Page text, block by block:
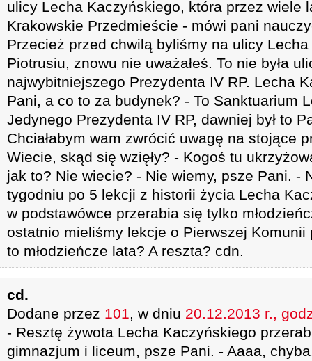
ulicy Lecha Kaczyńskiego, która przez wiele
Krakowskie Przedmieście - mówi pani
Przecież przed chwilą byliśmy na ulicy
Piotrusiu, znowu nie uważałeś. To nie była
najwybitniejszego Prezydenta IV RP. Lecha
Pani, a co to za budynek? - To Sanktuarium
Jedynego Prezydenta IV RP, dawniej był to
Chciałabym wam zwrócić uwagę na stojące
Wiecie, skąd się wzięły? - Kogoś tu
jak to? Nie wiecie? - Nie wiemy, psze Pani. -
tygodniu po 5 lekcji z historii życia Lecha
w podstawówce przerabia się tylko
ostatnio mieliśmy lekcje o Pierwszej Komunii
to młodzieńcze lata? A reszta? cdn.
cd.
Dodane przez 101, w dniu 20.12.2013 r.,
- Resztę żywota Lecha Kaczyńskiego
gimnazjum i liceum, psze Pani. - Aaaa,